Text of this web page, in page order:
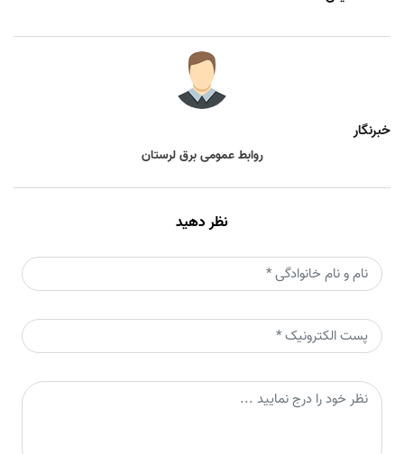
خبرنگار
روابط عمومی برق لرستان
نظر دهید